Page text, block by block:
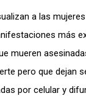
a las
más
mueren
pero que dejan
por celular y